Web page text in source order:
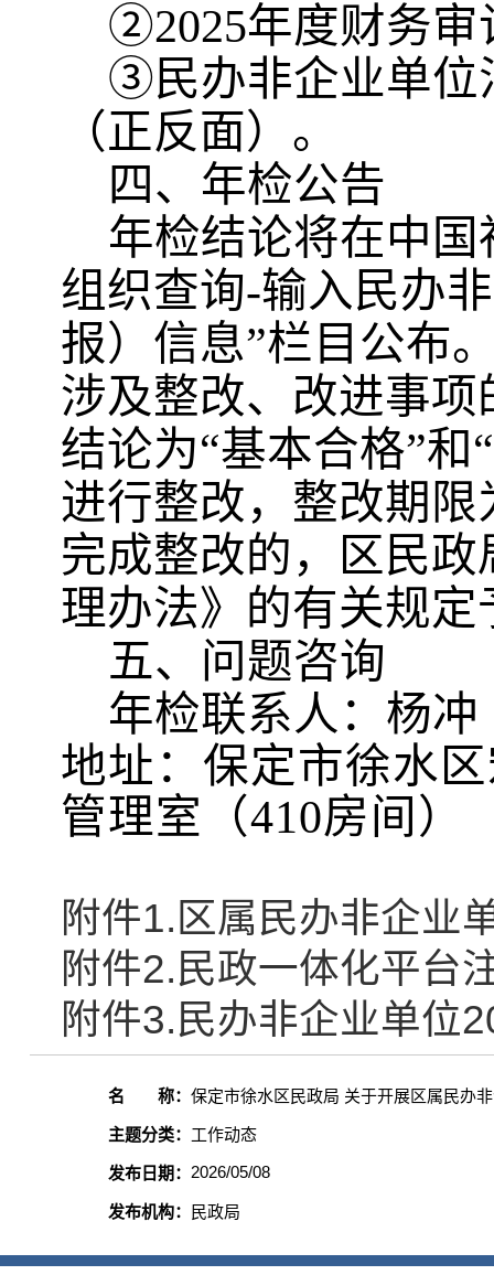
②2025年度财务审
③民办非企业单位
（正反面） 。
四、年检公告
年检结论将在中
组织查询-输入民办
报）信息”栏目公布
涉及整改、改进事
结论为“基本合格”和
进行整改，整改期限
完成整改的，
区民政
理办法》的有关规定
五、问题咨询
年检联系人：杨冲
地址：保定市徐水
管理室（410房间 ）
附件1.区属民办非企业
附件2.民政一体化平台
附件3.民办非企业单位
名 称： 保定市徐水区民政局 关于开展区属民办
主题分类： 工作动态
发布日期： 2026/05/08
发布机构： 民政局